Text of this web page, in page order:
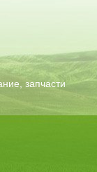
запчасти